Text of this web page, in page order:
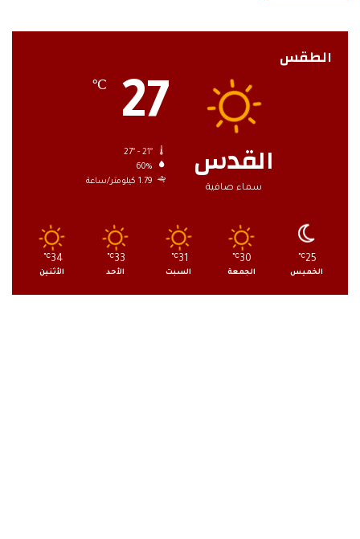
الطقس
القدس
سماء صافية
27
℃
60%
1.79 كيلومتر/ساعة
25
℃
الخميس
30
℃
الجمعة
31
℃
السبت
33
℃
الأحد
34
℃
الأثنين